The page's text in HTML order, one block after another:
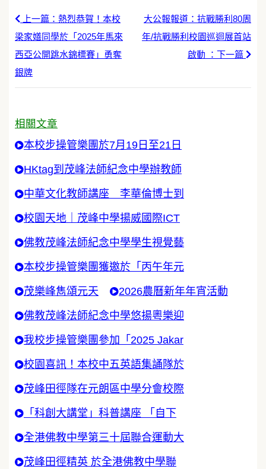
上一篇：熱烈恭賀！本校
梁家嫸同學於「2025年馬來
西亞公開跳水錦標賽」勇奪
銀牌
大公報報道：抗戰勝利80周
年/抗戰勝利校園巡迴展首站
啟動 ：下一篇
相關文章
本校步操管樂團於7月19日至21日
HKtag到茂峰法師紀念中學辦教師
中華文化教師講座 李華倫博士到
校園天地｜茂峰中學揚威國際ICT
佛教茂峰法師紀念中學學生視覺藝
本校步操管樂團獲邀於「丙午年元
茂樂峰雋頌元天 2026農曆新年年宵活動
佛教茂峰法師紀念中學悠揚粵樂迎
我校步操管樂團參加「2025 Jakar
校園喜訊！本校中五英語集誦隊於
茂峰田徑隊在元朗區中學分會校際
「科創大講堂」科普講座 「自下
全港佛教中學第三十屆聯合運動大
茂峰田徑精英 於全港佛教中學聯